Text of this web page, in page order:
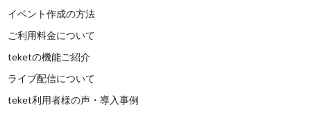
イベント作成の方法
ご利用料金について
teketの機能ご紹介
ライブ配信について
teket利用者様の声・導入事例